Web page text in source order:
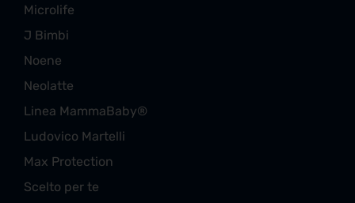
Microlife
J Bimbi
Noene
Neolatte
Linea MammaBaby®
Ludovico Martelli
Max Protection
Scelto per te